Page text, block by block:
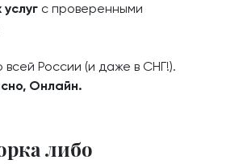
с проверенными
России (и даже в СНГ!).
Онлайн.
либо